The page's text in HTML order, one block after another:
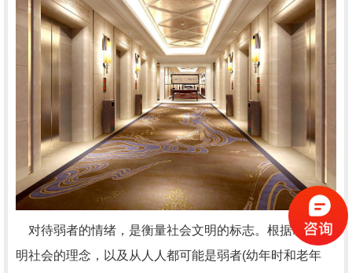
对待弱者的情绪，是衡量社会文明的标志。根据制作文
明社会的理念，以及从人人都可能是弱者(幼年时和老年